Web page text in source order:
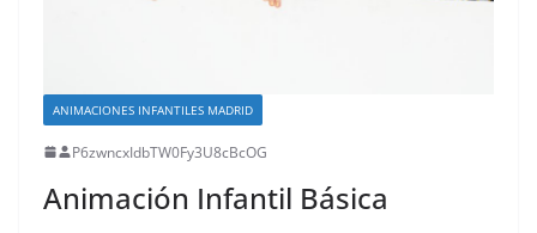
ANIMACIONES INFANTILES MADRID
P6zwncxIdbTW0Fy3U8cBcOG
Animación Infantil Básica